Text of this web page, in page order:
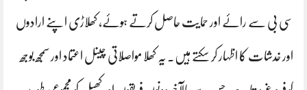
سی بی سے رائے اور حمایت حاصل کرتے ہوئے، کھلاڑی اپنے ارادوں
اور خدشات کا اظہار کر سکتے ہیں۔ یہ کھلا مواصلاتی چینل اعتماد اور سمجھ بوجھ